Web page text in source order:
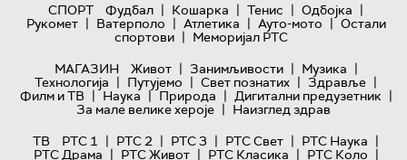
СПОРТ
Фудбал | Кошарка | Тенис | Одбојка |
Рукомет | Ватерполо | Атлетика | Ауто-мото | Остали
спортови | Меморијал РТС
МАГАЗИН
Живот | Занимљивости | Музика |
Технологијa | Путујемо | Свет познатих | Здравље |
Филм и ТВ | Наука | Природа | Дигитални предузетник |
За мале велике хероје | Наизглед здрав
ТВ
РТС 1 | РТС 2 | РТС 3 | РТС Свет | РТС Наука |
РТС Драма | РТС Живот | РТС Класика | РТС Коло |